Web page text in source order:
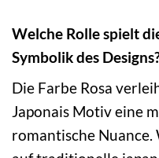
Welche Rolle spielt
Symbolik des
Die Farbe Rosa
Japonais Motiv eine
romantische Nuance.